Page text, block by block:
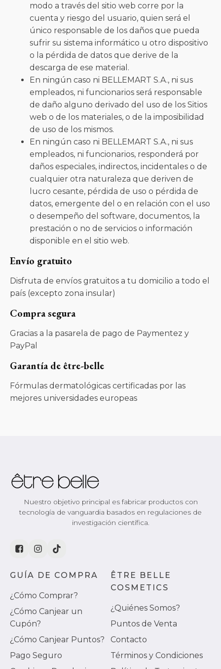
modo a través del sitio web corre por la
cuenta y riesgo del usuario, quien será el
único responsable de los daños que pueda
sufrir su sistema informático u otro dispositivo
o la pérdida de datos que derive de la
descarga de ese material.
En ningún caso ni BELLEMART S.A., ni sus
empleados, ni funcionarios será responsable
de daño alguno derivado del uso de los Sitios
web o de los materiales, o de la imposibilidad
de uso de los mismos.
En ningún caso ni BELLEMART S.A., ni sus
empleados, ni funcionarios, responderá por
daños especiales, indirectos, incidentales o de
cualquier otra naturaleza que deriven de
lucro cesante, pérdida de uso o pérdida de
datos, emergente del o en relación con el uso
o desempeño del software, documentos, la
prestación o no de servicios o información
disponible en el sitio web.
Envío gratuito
Disfruta de envíos gratuitos a tu domicilio a todo el
país (excepto zona insular)
Compra segura
Gracias a la pasarela de pago de Paymentez y
PayPal
Garantía de être-belle
Fórmulas dermatológicas certificadas por las
mejores universidades europeas
Nuestro objetivo principal es fabricar productos con
tecnología de vanguardia basados en regulaciones de
investigación científica.
GUÍA DE COMPRA
¿Cómo Comprar?
¿Cómo Canjear un
Cupón?
¿Cómo Canjear Puntos?
Pago Seguro
ÊTRE BELLE
COSMETICS
¿Quiénes Somos?
Puntos de Venta
Contacto
Términos y Condiciones